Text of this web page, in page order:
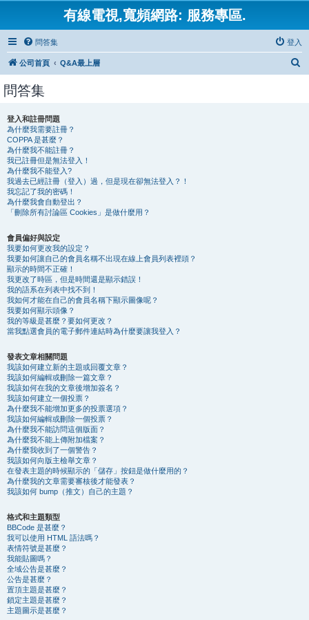
有線電視,寬頻網路: 服務專區.
問答集 登入
公司首頁 Q&A最上層
問答集
登入和註冊問題
為什麼我需要註冊？
COPPA 是甚麼？
為什麼我不能註冊？
我已註冊但是無法登入！
為什麼我不能登入?
我過去已經註冊（登入）過，但是現在卻無法登入？！
我忘記了我的密碼！
為什麼我會自動登出？
「刪除所有討論區 Cookies」是做什麼用？
會員偏好與設定
我要如何更改我的設定？
我要如何讓自己的會員名稱不出現在線上會員列表裡頭？
顯示的時間不正確！
我更改了時區，但是時間還是顯示錯誤！
我的語系在列表中找不到！
我如何才能在自己的會員名稱下顯示圖像呢？
我要如何顯示頭像？
我的等級是甚麼？要如何更改？
當我點選會員的電子郵件連結時為什麼要讓我登入？
發表文章相關問題
我該如何建立新的主題或回覆文章？
我該如何編輯或刪除一篇文章？
我該如何在我的文章後增加簽名？
我該如何建立一個投票？
為什麼我不能增加更多的投票選項？
我該如何編輯或刪除一個投票？
為什麼我不能訪問這個版面？
為什麼我不能上傳附加檔案？
為什麼我收到了一個警告？
我該如何向版主檢舉文章？
在發表主題的時候顯示的「儲存」按鈕是做什麼用的？
為什麼我的文章需要審核後才能發表？
我該如何 bump（推文）自己的主題？
格式和主題類型
BBCode 是甚麼？
我可以使用 HTML 語法嗎？
表情符號是甚麼？
我能貼圖嗎？
全域公告是甚麼？
公告是甚麼？
置頂主題是甚麼？
鎖定主題是甚麼？
主題圖示是甚麼？